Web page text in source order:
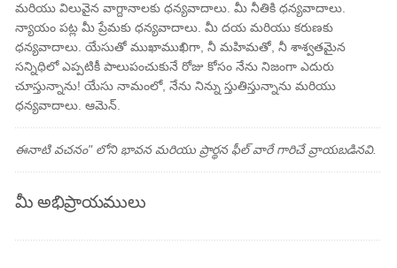
మరియు విలువైన వాగ్దానాలకు ధన్యవాదాలు. మీ నీతికి ధన్యవాదాలు.
న్యాయం పట్ల మీ ప్రేమకు ధన్యవాదాలు. మీ దయ మరియు కరుణకు
ధన్యవాదాలు. యేసుతో ముఖాముఖిగా, నీ మహిమతో, నీ శాశ్వతమైన
సన్నిధిలో ఎప్పటికీ పాలుపంచుకునే రోజు కోసం నేను నిజంగా ఎదురు
చూస్తున్నాను! యేసు నామంలో, నేను నిన్ను స్తుతిస్తున్నాను మరియు
ధన్యవాదాలు. ఆమెన్.
ఈనాటి వచనం" లోని భావన మరియు ప్రార్థన ఫీల్ వారే గారిచే వ్రాయబడినవి.
మీ అభిప్రాయములు